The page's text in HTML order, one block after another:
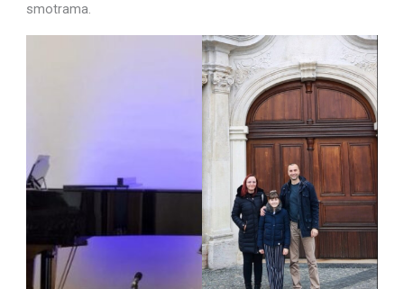
smotrama.